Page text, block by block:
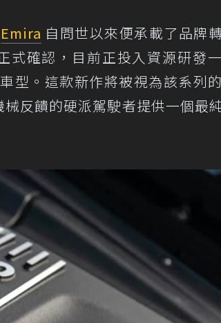
Emira 自問世以來便承載了品牌
式確認，目前正投入資源研發
型。這款新作將被視為該系列的
反饋的硬派駕駛者提供一個最